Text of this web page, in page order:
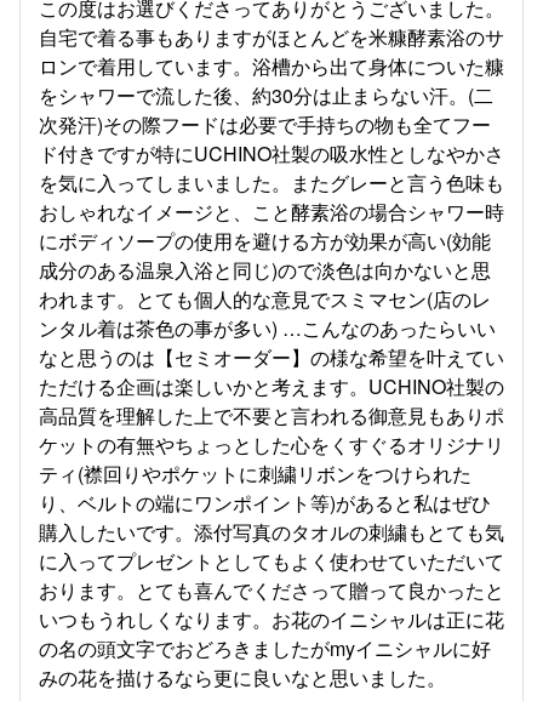
この度はお選びくださってありがとうございました。
自宅で着る事もありますがほとんどを米糠酵素浴のサ
ロンで着用しています。浴槽から出て身体についた糠
をシャワーで流した後、約30分は止まらない汗。(二
次発汗)その際フードは必要で手持ちの物も全てフー
ド付きですが特にUCHINO社製の吸水性としなやかさ
を気に入ってしまいました。またグレーと言う色味も
おしゃれなイメージと、こと酵素浴の場合シャワー時
にボディソープの使用を避ける方が効果が高い(効能
成分のある温泉入浴と同じ)ので淡色は向かないと思
われます。とても個人的な意見でスミマセン(店のレ
ンタル着は茶色の事が多い) …こんなのあったらいい
なと思うのは【セミオーダー】の様な希望を叶えてい
ただける企画は楽しいかと考えます。UCHINO社製の
高品質を理解した上で不要と言われる御意見もありポ
ケットの有無やちょっとした心をくすぐるオリジナリ
ティ(襟回りやポケットに刺繍リボンをつけられた
り、ベルトの端にワンポイント等)があると私はぜひ
購入したいです。添付写真のタオルの刺繍もとても気
に入ってプレゼントとしてもよく使わせていただいて
おります。とても喜んでくださって贈って良かったと
いつもうれしくなります。お花のイニシャルは正に花
の名の頭文字でおどろきましたがmyイニシャルに好
みの花を描けるなら更に良いなと思いました。